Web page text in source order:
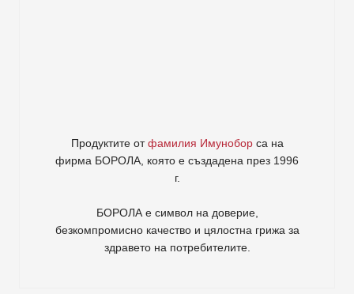
Продуктите отфамилия Имуноборса на
фирма БОРОЛА , която е създадена през 1996
г.
БОРОЛА е символ на доверие,
безкомпромисно качество и цялостна грижа за
здравето на потребителите.